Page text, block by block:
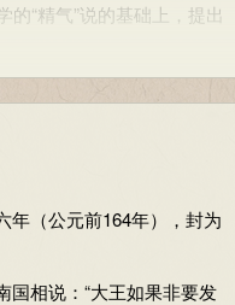
的“精气”说的基础上，提出
珍在《本草纲目》中也
（公元前164年），封为
相说：“大王如果非要发